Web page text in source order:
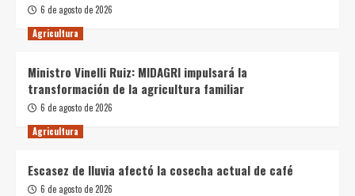
6 de agosto de 2026
Agricultura
Ministro Vinelli Ruiz: MIDAGRI impulsará la
transformación de la agricultura familiar
6 de agosto de 2026
Agricultura
Escasez de lluvia afectó la cosecha actual de café
6 de agosto de 2026